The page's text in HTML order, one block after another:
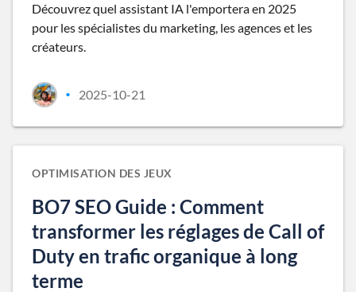
Découvrez quel assistant IA l'emportera en 2025
pour les spécialistes du marketing, les agences et les
créateurs.
• 2025-10-21
OPTIMISATION DES JEUX
BO7 SEO Guide : Comment
transformer les réglages de Call of
Duty en trafic organique à long
terme